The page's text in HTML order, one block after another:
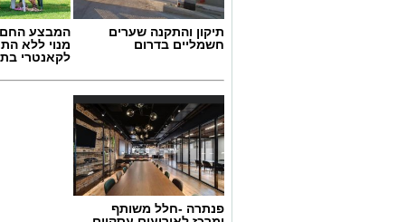
גיוס
במסגרת התפקיד יידרש המועמד להוביל
תיקון והתקנה שערים
חשמליים בדרום
המבצע החם
מנוי ללא
לקאנטרי בת
פנתרה -חלל משותף